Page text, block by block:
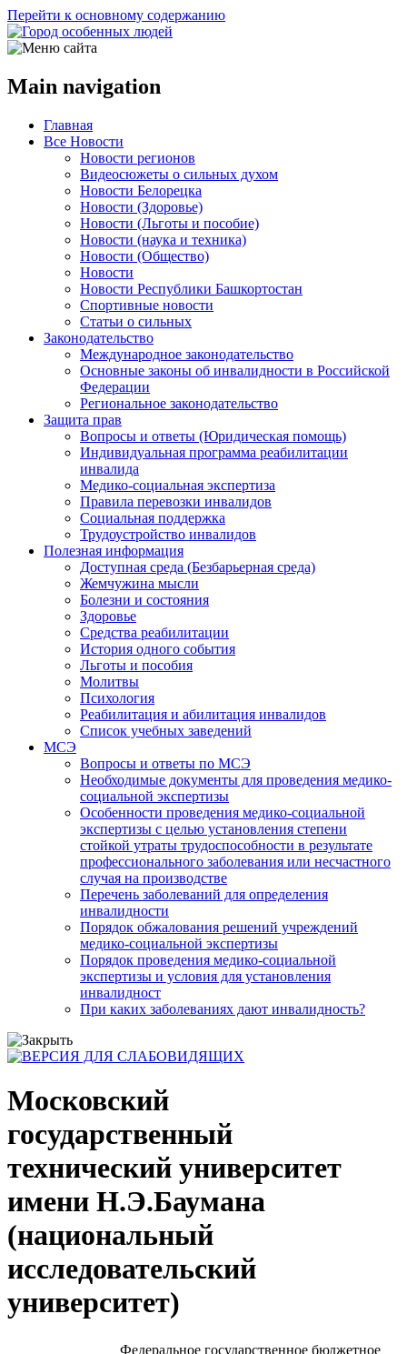
Перейти к основному содержанию
Main navigation
Главная
Все Новости
Новости регионов
Видеосюжеты о сильных духом
Новости Белорецка
Новости (Здоровье)
Новости (Льготы и пособие)
Новости (наука и техника)
Новости (Общество)
Новости
Новости Республики Башкортостан
Спортивные новости
Статьи о сильных
Законодательство
Международное законодательство
Основные законы об инвалидности в Российской
Федерации
Региональное законодательство
Защита прав
Вопросы и ответы (Юридическая помощь)
Индивидуальная программа реабилитации
инвалида
Медико-социальная экспертиза
Правила перевозки инвалидов
Социальная поддержка
Трудоустройство инвалидов
Полезная информация
Доступная среда (Безбарьерная среда)
Жемчужина мысли
Болезни и состояния
Здоровье
Средства реабилитации
История одного события
Льготы и пособия
Молитвы
Психология
Реабилитация и абилитация инвалидов
Список учебных заведений
МСЭ
Вопросы и ответы по МСЭ
Необходимые документы для проведения медико-
социальной экспертизы
Особенности проведения медико-социальной
экспертизы с целью установления степени
стойкой утраты трудоспособности в результате
профессионального заболевания или несчастного
случая на производстве
Перечень заболеваний для определения
инвалидности
Порядок обжалования решений учреждений
медико-социальной экспертизы
Порядок проведения медико-социальной
экспертизы и условия для установления
инвалидност
При каких заболеваниях дают инвалидность?
Московский
государственный
технический университет
имени Н.Э.Баумана
(национальный
исследовательский
университет)
Федеральное государственное бюджетное